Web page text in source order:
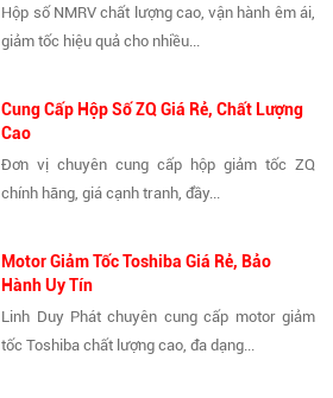
Hộp số NMRV chất lượng cao, vận hành êm ái,
giảm tốc hiệu quả cho nhiều...
Cung Cấp Hộp Số ZQ Giá Rẻ, Chất Lượng
Cao
Đơn vị chuyên cung cấp hộp giảm tốc ZQ
chính hãng, giá cạnh tranh, đầy...
Motor Giảm Tốc Toshiba Giá Rẻ, Bảo
Hành Uy Tín
Linh Duy Phát chuyên cung cấp motor giảm
tốc Toshiba chất lượng cao, đa dạng...